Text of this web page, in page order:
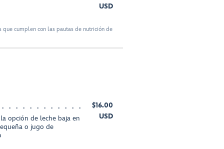
USD
que cumplen con las pautas de nutrición de
opción de leche baja en
o jugo de
$16.00
USD